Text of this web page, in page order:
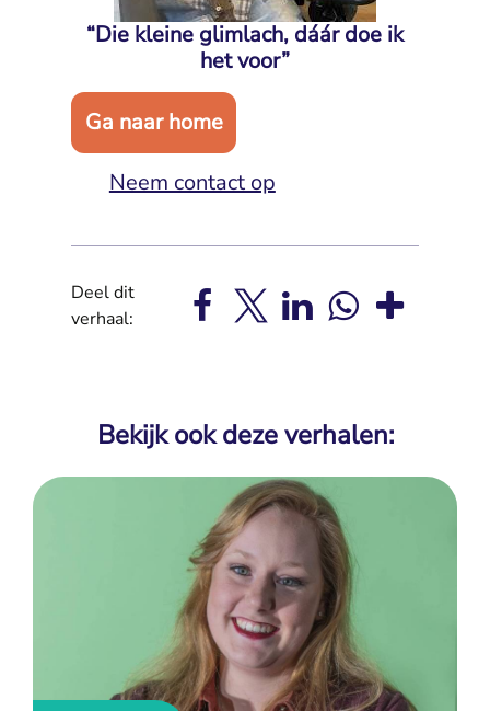
“Die kleine glimlach, dáár doe ik
het voor”
Ga naar home
Neem contact op
Deel dit
verhaal:
Bekijk ook deze verhalen: